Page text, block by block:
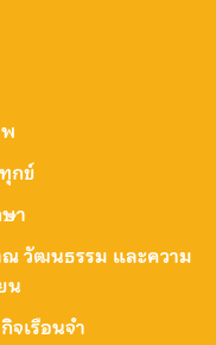
กข์
า
วัฒนธรรม และความ
น
เรือนจำ